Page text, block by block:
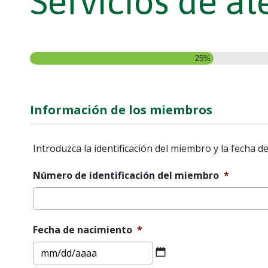
25%
Información de los miembros
Introduzca la identificación del miembro y la fecha
Número de identificación del miembro *
Fecha de nacimiento *
MM